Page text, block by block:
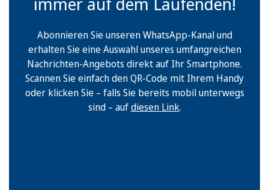
Abonnieren Sie unseren WhatsApp-Kanal und
erhalten Sie eine Auswahl unseres umfangreichen
Nachrichten-Angebots direkt auf Ihr Smartphone.
Scannen Sie einfach den QR-Code mit Ihrem Handy
oder klicken Sie – falls Sie bereits mobil unterwegs
sind – aufdiesen Link.